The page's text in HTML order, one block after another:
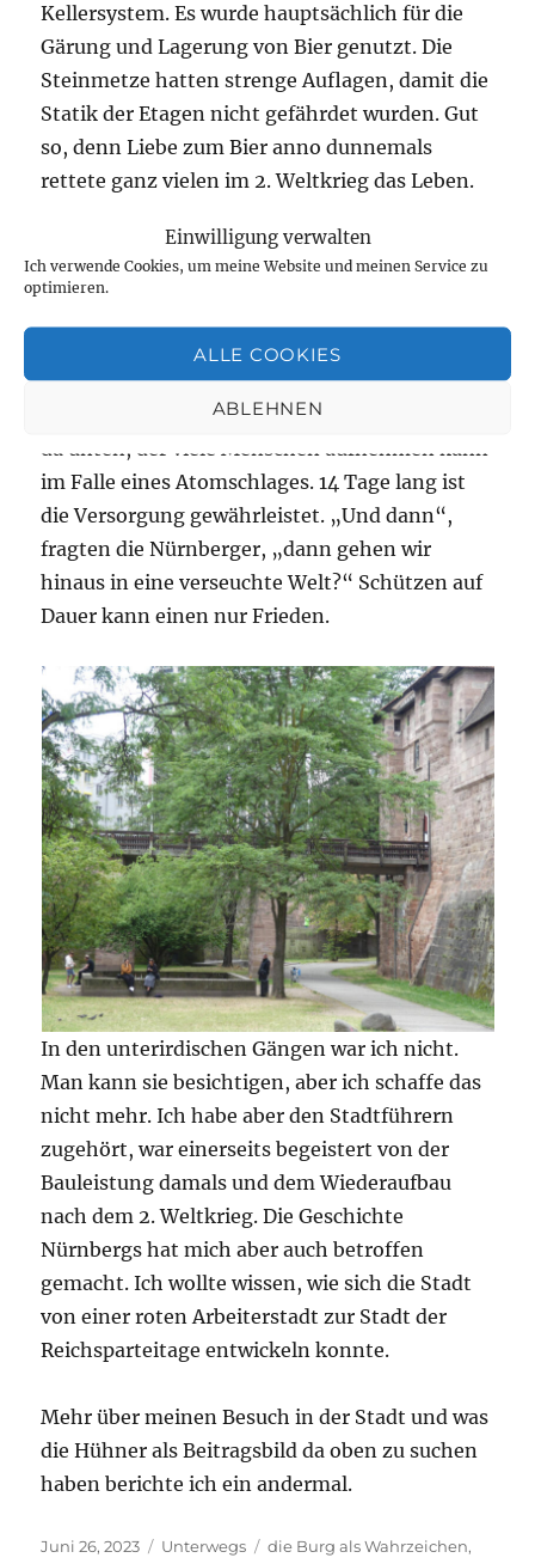
Einwilligung verwalten
Ich verwende Cookies, um meine Website und meinen Service zu
optimieren.
ALLE COOKIES
ABLEHNEN
Kellersystem. Es wurde hauptsächlich für die
Gärung und Lagerung von Bier genutzt. Die
Steinmetze hatten strenge Auflagen, damit die
Statik der Etagen nicht gefährdet wurden. Gut
so, denn Liebe zum Bier anno dunnemals
rettete ganz vielen im 2. Weltkrieg das Leben.
und während es oben krachte, standen da
unten die Menschen eng an eng und hofften,
sie empfunden haben?
Im Kalten Krieg baute man einen Atombunker
da unten, der viele Menschen aufnehmen kann
im Falle eines Atomschlages. 14 Tage lang ist
die Versorgung gewährleistet. „Und dann“,
fragten die Nürnberger, „dann gehen wir
hinaus in eine verseuchte Welt?“ Schützen auf
Dauer kann einen nur Frieden.
In den unterirdischen Gängen war ich nicht.
Man kann sie besichtigen, aber ich schaffe das
nicht mehr. Ich habe aber den Stadtführern
zugehört, war einerseits begeistert von der
Bauleistung damals und dem Wiederaufbau
nach dem 2. Weltkrieg. Die Geschichte
Nürnbergs hat mich aber auch betroffen
gemacht. Ich wollte wissen, wie sich die Stadt
von einer roten Arbeiterstadt zur Stadt der
Reichsparteitage entwickeln konnte.
Mehr über meinen Besuch in der Stadt und was
die Hühner als Beitragsbild da oben zu suchen
haben berichte ich ein andermal.
Veröffentlicht
Juni 26, 2023 Kategorien
Unterwegs Schlagwörter
die Burg als Wahrzeichen,